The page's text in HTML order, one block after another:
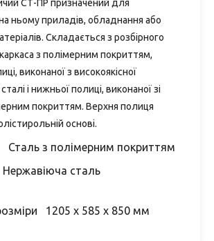
СТ-ПР призначений для
ньому приладів, обладнання або
Складається з розбірного
з полімерним покриттям,
виконаної з високоякісної
і нижньої полиці, виконаної зі
покриттям. Верхня полиця
основі.
з полімерним покриттям
сталь
1205 х 585 х 850 мм